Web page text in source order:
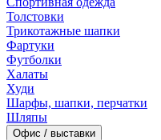
Толстовки
Трикотажные шапки
Фартуки
Футболки
Халаты
Худи
Шарфы, шапки, перчатки
Шляпы
Офис / выставки